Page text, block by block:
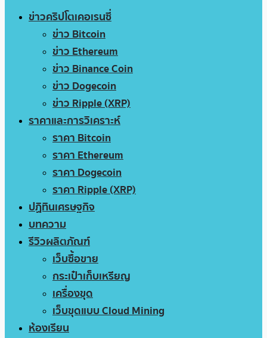
ข่าวคริปโตเคอเรนซี่
ข่าว Bitcoin
ข่าว Ethereum
ข่าว Binance Coin
ข่าว Dogecoin
ข่าว Ripple (XRP)
ราคาและการวิเคราะห์
ราคา Bitcoin
ราคา Ethereum
ราคา Dogecoin
ราคา Ripple (XRP)
ปฏิทินเศรษฐกิจ
บทความ
รีวิวผลิตภัณฑ์
เว็บซื้อขาย
กระเป๋าเก็บเหรียญ
เครื่องขุด
เว็บขุดแบบ Cloud Mining
ห้องเรียน